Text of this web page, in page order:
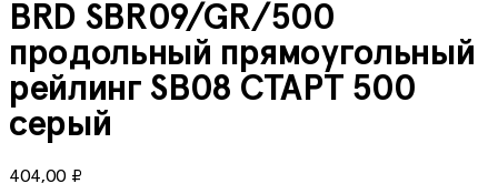
BRD SBR09/GR/500
продольный прямоугольный
рейлинг SB08 СТАРТ 500
серый
404,00 ₽